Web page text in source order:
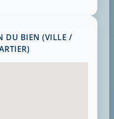
DU BIEN (VILLE /